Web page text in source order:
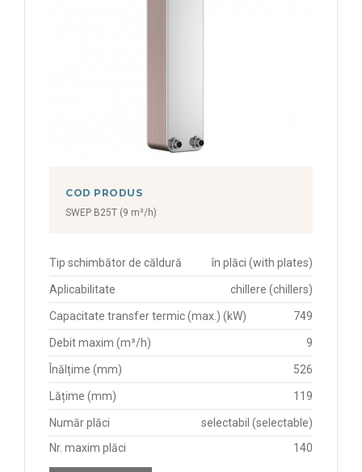
COD PRODUS
SWEP B25T (9 m³/h)
Tip schimbător de căldură în plăci (with plates)
Aplicabilitate chillere (chillers)
Capacitate transfer termic (max.) (kW) 749
Debit maxim (m³/h) 9
Înălțime (mm) 526
Lățime (mm) 119
Număr plăci
selectabil (selectable)
Nr. maxim plăci
140